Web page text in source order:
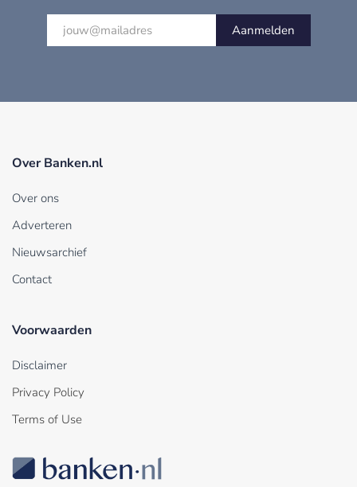
Aanmelden
Over Banken.nl
Over ons
Adverteren
Nieuwsarchief
Contact
Voorwaarden
Disclaimer
Privacy Policy
Terms of Use